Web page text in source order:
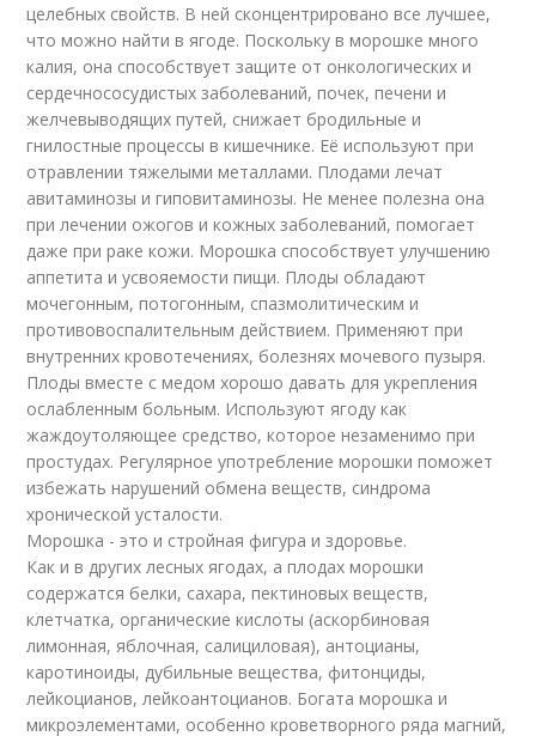
целебных свойств. В ней сконцентрировано все лучшее,
что можно найти в ягоде. Поскольку в морошке много
калия, она способствует защите от онкологических и
сердечнососудистых заболеваний, почек, печени и
желчевыводящих путей, снижает бродильные и
гнилостные процессы в кишечнике. Её используют при
отравлении тяжелыми металлами. Плодами лечат
авитаминозы и гиповитаминозы. Не менее полезна она
при лечении ожогов и кожных заболеваний, помогает
даже при раке кожи. Морошка способствует улучшению
аппетита и усвояемости пищи. Плоды обладают
мочегонным, потогонным, спазмолитическим и
противовоспалительным действием. Применяют при
внутренних кровотечениях, болезнях мочевого пузыря.
Плоды вместе с медом хорошо давать для укрепления
ослабленным больным. Используют ягоду как
жаждоутоляющее средство, которое незаменимо при
простудах. Регулярное употребление морошки поможет
избежать нарушений обмена веществ, синдрома
хронической усталости.
Морошка - это и стройная фигура и здоровье.
Как и в других лесных ягодах, а плодах морошки
содержатся белки, сахара, пектиновых веществ,
клетчатка, органические кислоты (аскорбиновая
лимонная, яблочная, салициловая), антоцианы,
каротиноиды, дубильные вещества, фитонциды,
лейкоцианов, лейкоантоцианов. Богата морошка и
микроэлементами, особенно кроветворного ряда магний,